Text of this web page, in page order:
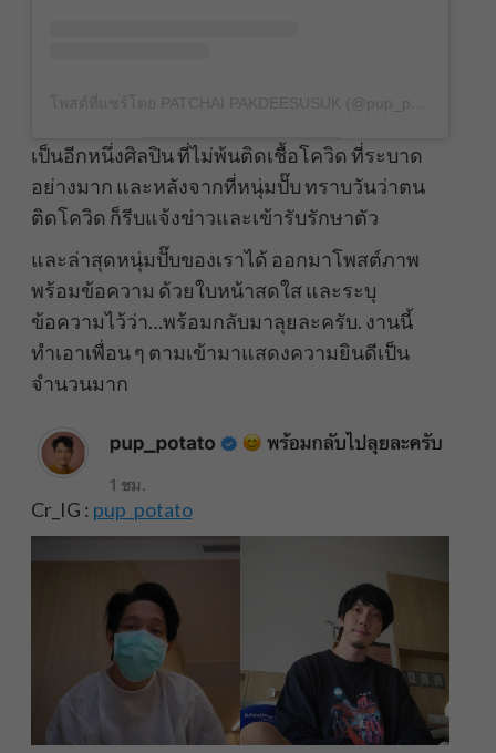
เป็นอีกหนึ่งศิลปิน ที่ไม่พ้นติดเชื้อโควิด ที่ระบาด
อย่างมาก และหลังจากที่หนุ่มปั๊บ ทราบวันว่าตน
ติดโควิด ก็รีบแจ้งข่าวและเข้ารับรักษาตัว
และล่าสุดหนุ่มปั๊บของเราได้ ออกมาโพสต์ภาพ
พร้อมข้อความ ด้วยใบหน้าสดใส และระบุ
ข้อความไว้ว่า…พร้อมกลับมาลุยละครับ. งานนี้
ทำเอาเพื่อน ๆ ตามเข้ามาแสดงความยินดีเป็น
จำนวนมาก
Cr_IG : pup_potato